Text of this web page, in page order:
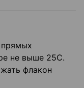
не выше 25С.
флакон